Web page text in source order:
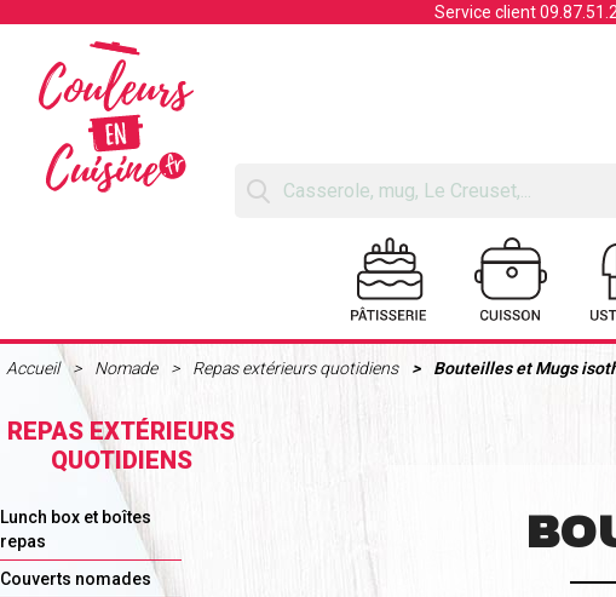
Service client
Accueil Nomade Repas extérieurs quotidiens Bouteilles et Mugs
REPAS EXTÉRIEURS
QUOTIDIENS
Lunch box et boîtes
repas
Couverts nomades